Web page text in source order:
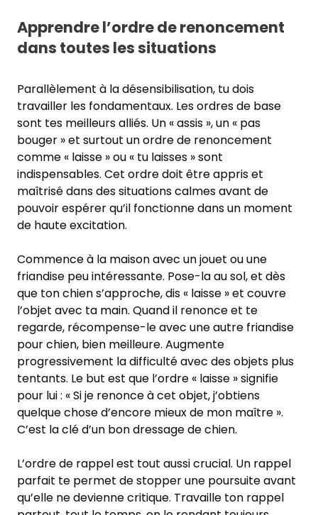
Apprendre l’ordre de renoncement
dans toutes les situations
Parallèlement à la désensibilisation, tu dois
travailler les fondamentaux. Les ordres de base
sont tes meilleurs alliés. Un « assis », un « pas
bouger » et surtout un ordre de renoncement
comme « laisse » ou « tu laisses » sont
indispensables. Cet ordre doit être appris et
maîtrisé dans des situations calmes avant de
pouvoir espérer qu’il fonctionne dans un moment
de haute excitation.
Commence à la maison avec un jouet ou une
friandise peu intéressante. Pose-la au sol, et dès
que ton chien s’approche, dis « laisse » et couvre
l’objet avec ta main. Quand il renonce et te
regarde, récompense-le avec une autre friandise
pour chien, bien meilleure. Augmente
progressivement la difficulté avec des objets plus
tentants. Le but est que l’ordre « laisse » signifie
pour lui : « Si je renonce à cet objet, j’obtiens
quelque chose d’encore mieux de mon maître ».
C’est la clé d’un bon dressage de chien.
L’ordre de rappel est tout aussi crucial. Un rappel
parfait te permet de stopper une poursuite avant
qu’elle ne devienne critique. Travaille ton rappel